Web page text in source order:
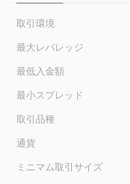
取引環境
最大レバレッジ
最低入金額
最小スプレッド
取引品種
通貨
ミニマム取引サイズ